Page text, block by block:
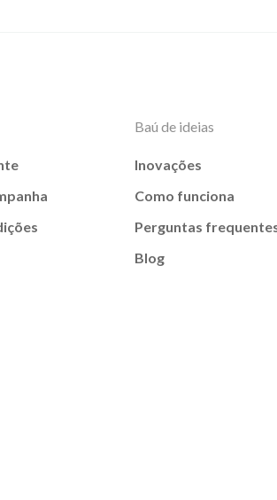
Baú de ideias
Inovações
Como funciona
Perguntas
Blog